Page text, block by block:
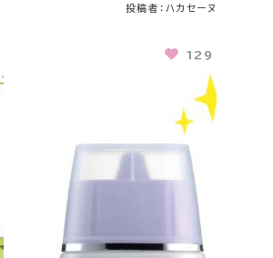
投稿者：ハカセーヌ
129